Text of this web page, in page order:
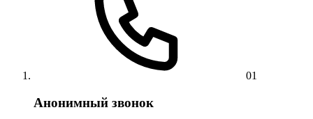
01
Анонимный звонок